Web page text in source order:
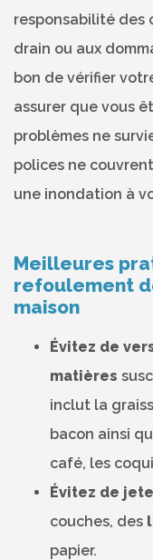
responsabilité des
drain ou aux
bon de vérifier
assurer que vous
problèmes ne
polices ne
une inondation à
Meilleures
refoulement
maison
Évitez de
matières
inclut la
bacon ainsi
café, les
Évitez de
couches, des
papier.